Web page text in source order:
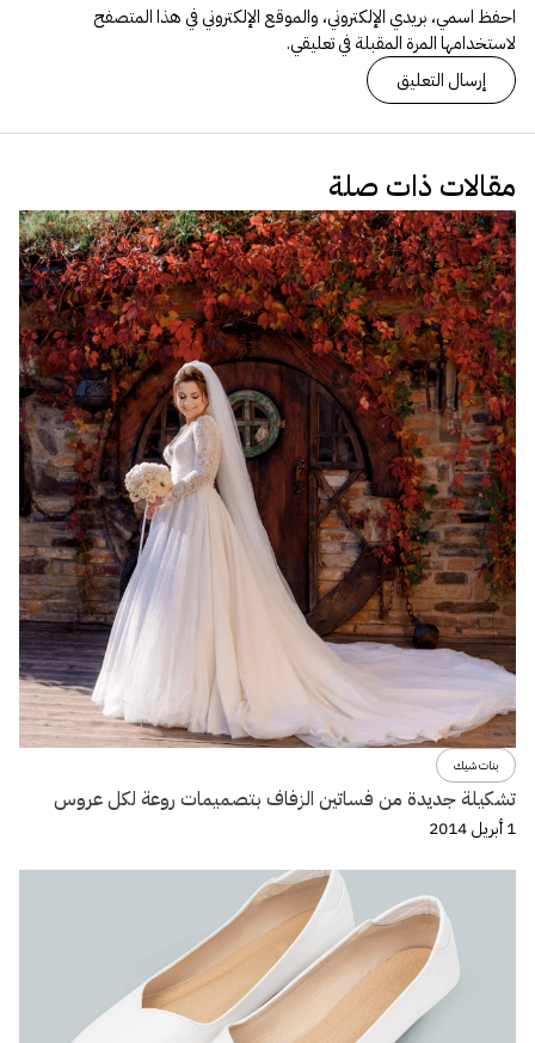
احفظ اسمي، بريدي الإلكتروني، والموقع الإلكتروني في هذا المتصفح
لاستخدامها المرة المقبلة في تعليقي.
مقالات ذات صلة
بنات شيك
تشكيلة جديدة من فساتين الزفاف بتصميمات روعة لكل عروس
1 أبريل 2014